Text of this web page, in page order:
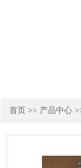
首页 >> 产品中心